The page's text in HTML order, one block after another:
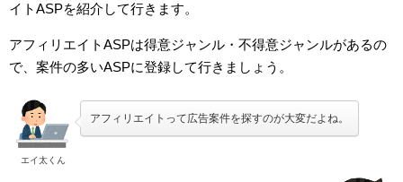
イトASPを紹介して行きます。
アフィリエイトASPは得意ジャンル・不得意ジャンルがあるの
で、案件の多いASPに登録して行きましょう。
エイ太くん
アフィリエイトって広告案件を探すのが大変だよね。